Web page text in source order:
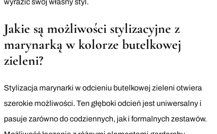
wyrazić swój własny styl.
Jakie są możliwości stylizacyjne z
marynarką w kolorze butelkowej
zieleni?
Stylizacja marynarki w odcieniu butelkowej zieleni otwiera
szerokie możliwości. Ten głęboki odcień jest uniwersalny i
pasuje zarówno do codziennych, jak i formalnych zestawów.